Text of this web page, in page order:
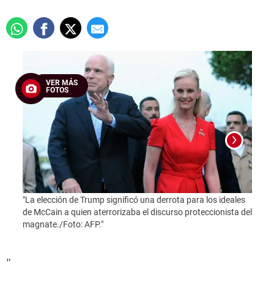
VER MÁS
FOTOS
"La elección de Trump significó una derrota para los ideales
de McCain a quien aterrorizaba el discurso proteccionista del
magnate./Foto: AFP."
"La
"